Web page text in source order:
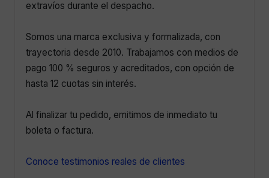
extravíos durante el despacho.
Somos una marca exclusiva y formalizada, con
trayectoria desde 2010. Trabajamos con medios de
pago 100 % seguros y acreditados, con opción de
hasta 12 cuotas sin interés.
Al finalizar tu pedido, emitimos de inmediato tu
boleta o factura.
Conoce testimonios reales de clientes